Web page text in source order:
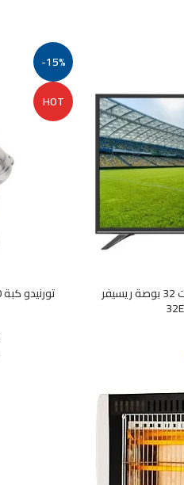
تليفزيون تورنيدو HD شيلد سمارت 32 بوصة ريسيفر
-15%
HOT